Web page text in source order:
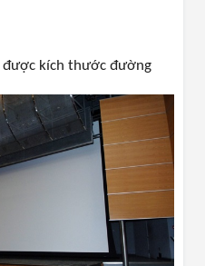
kích thước đường